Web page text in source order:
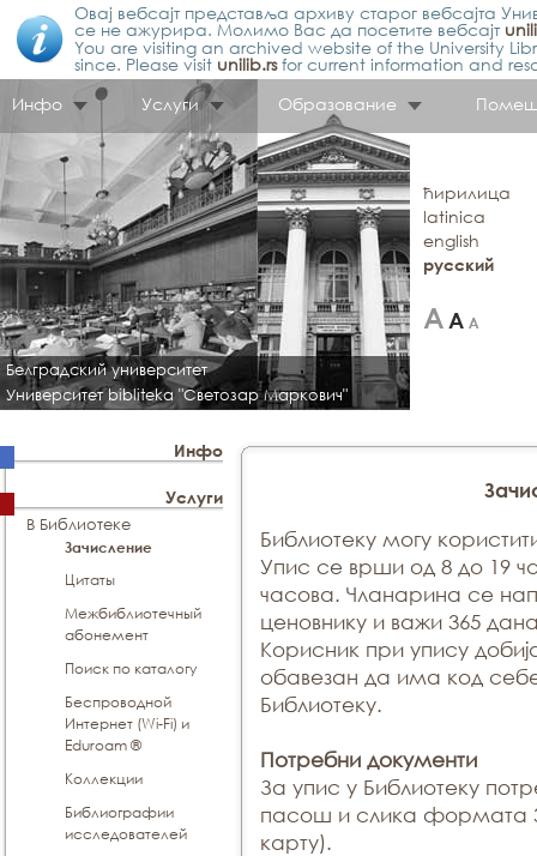
Овај вебсајт представља архиву старог вебсајта
се не ажурира. Молимо Вас да посетите вебсајт
You are visiting an archived website of the University
since. Please visit unilib.rsfor current information and
Инфо
Услуги Образование
Белградский университет
Университет bibliteka "Светозар Маркович"
ћирилица
latinica
english
русский
Инфо
Услуги
В Библиотеке
Зачисление
Цитаты
Межбиблиотечный
абонемент
Поиск по каталогу
Беспроводной
Интернет (Wi-Fi) и
Eduroam ®
Коллекции
Библиографии
исследователей
Библиотеку могу
Упис се врши од 8 до 19
часова. Чланарина се
ценовнику и важи 365
Корисник при упису
обавезан да има код
Библиотеку.
Потребни документи
За упис у Библиотеку
пасош и слика формата
карту).